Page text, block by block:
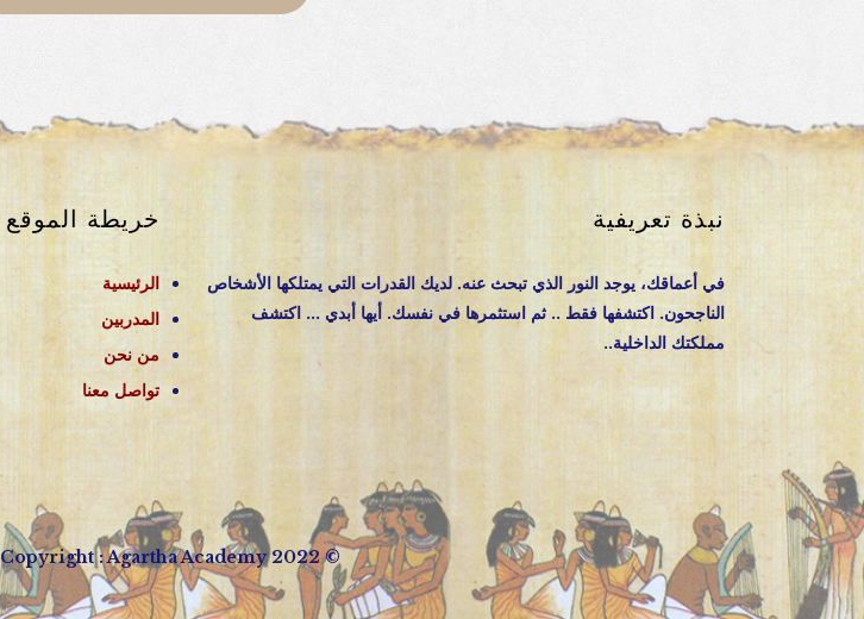
نبذة تعريفية
في أعماقك، يوجد النور الذي تبحث عنه. لديك القدرات التي يمتلكها الأشخاص
الناجحون. اكتشفها فقط .. ثم استثمرها في نفسك. أيها أبدي ... اكتشف
مملكتك الداخلية..
خريطة الموقع
الرئيسية
المدربين
من نحن
تواصل معنا
© 2022 Copyright : Agartha Academy